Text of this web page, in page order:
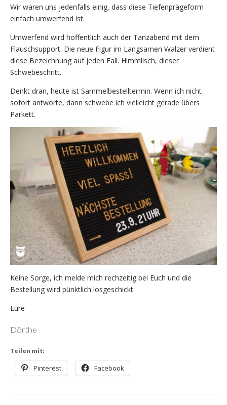
Wir waren uns jedenfalls einig, dass diese Tiefenprägeform
einfach umwerfend ist.
Umwerfend wird hoffentlich auch der Tanzabend mit dem
Flauschsupport. Die neue Figur im Langsamen Walzer verdient
diese Bezeichnung auf jeden Fall. Himmlisch, dieser
Schwebeschritt.
Denkt dran, heute ist Sammelbestelltermin. Wenn ich nicht
sofort antworte, dann schwebe ich vielleicht gerade übers
Parkett.
Keine Sorge, ich melde mich rechzeitig bei Euch und die
Bestellung wird pünktlich losgeschickt.
Eure
Dörthe
Teilen mit:
Pinterest Facebook